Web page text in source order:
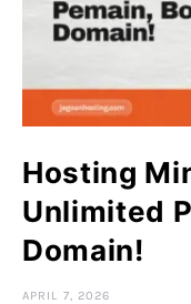
Hosting
Unlimited
Domain!
APRIL 7, 2026